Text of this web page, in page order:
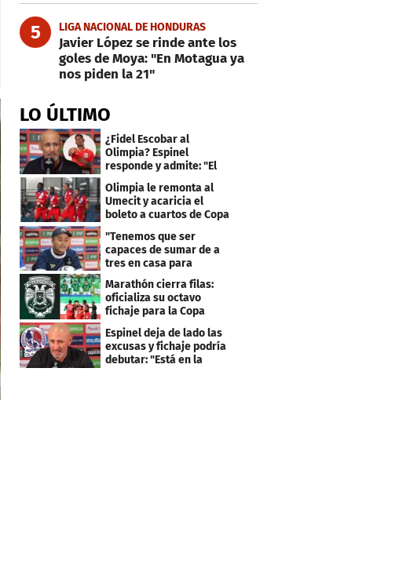
5 LIGA NACIONAL DE HONDURAS
Javier López se rinde ante los
goles de Moya: "En Motagua ya
nos piden la 21"
LO ÚLTIMO
¿Fidel Escobar al
Olimpia? Espinel
responde y admite: "El
resultado fue corto"
Olimpia le remonta al
Umecit y acaricia el
boleto a cuartos de Copa
"Tenemos que ser
capaces de sumar de a
tres en casa para
asegurar la
clasificación"
Marathón cierra filas:
oficializa su octavo
fichaje para la Copa
Centroamericana
Espinel deja de lado las
excusas y fichaje podría
debutar: "Está en la